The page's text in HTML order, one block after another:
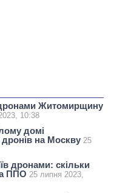
Житомирщину
10:38
домі
на Москву 25
дронами: скільки
ППО 25 липня 2023,